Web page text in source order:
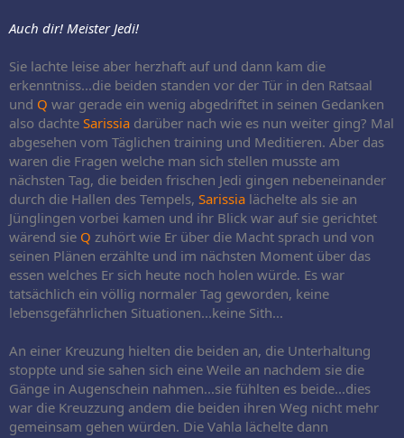
Auch dir! Meister Jedi!
Sie lachte leise aber herzhaft auf und dann kam die
erkenntniss...die beiden standen vor der Tür in den Ratsaal
und Q war gerade ein wenig abgedriftet in seinen Gedanken
also dachte Sarissia darüber nach wie es nun weiter ging? Mal
abgesehen vom Täglichen training und Meditieren. Aber das
waren die Fragen welche man sich stellen musste am
nächsten Tag, die beiden frischen Jedi gingen nebeneinander
durch die Hallen des Tempels, Sarissia lächelte als sie an
Jünglingen vorbei kamen und ihr Blick war auf sie gerichtet
wärend sie Q zuhört wie Er über die Macht sprach und von
seinen Plänen erzählte und im nächsten Moment über das
essen welches Er sich heute noch holen würde. Es war
tatsächlich ein völlig normaler Tag geworden, keine
lebensgefährlichen Situationen...keine Sith...
An einer Kreuzung hielten die beiden an, die Unterhaltung
stoppte und sie sahen sich eine Weile an nachdem sie die
Gänge in Augenschein nahmen...sie fühlten es beide...dies
war die Kreuzzung andem die beiden ihren Weg nicht mehr
gemeinsam gehen würden. Die Vahla lächelte dann